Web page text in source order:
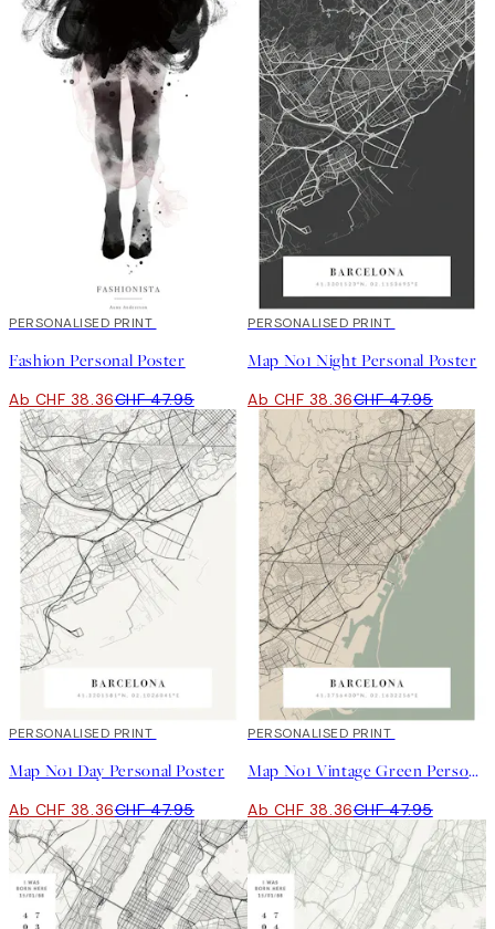
20%*
PERSONALISED PRINT
Fashion Personal Poster
Ab CHF 38.36CHF 47.95
20%*
PERSONALISED PRINT
Map No1 Night Personal Poster
Ab CHF 38.36CHF 47.95
20%*
PERSONALISED PRINT
Map No1 Day Personal Poster
Ab CHF 38.36CHF 47.95
20%*
PERSONALISED PRINT
Map No1 Vintage Green Personal Poster
Ab CHF 38.36CHF 47.95